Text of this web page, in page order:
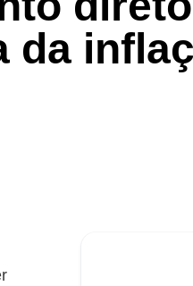
da